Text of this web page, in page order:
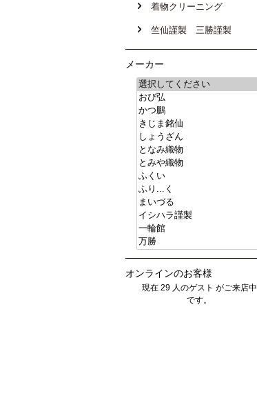
着物クリーニング
竺仙謹製 三勝謹製
メーカー
オンラインのお客様
現在 29 人のゲスト がご来店中
です。